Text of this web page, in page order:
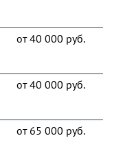
от 40 000 руб.
от 40 000 руб.
от 65 000 руб.